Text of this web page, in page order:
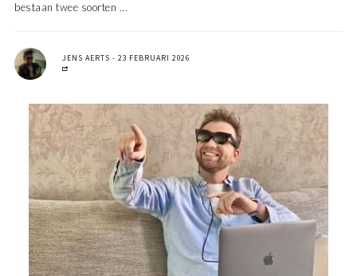
bestaan twee soorten ...
JENS AERTS 23 FEBRUARI 2026